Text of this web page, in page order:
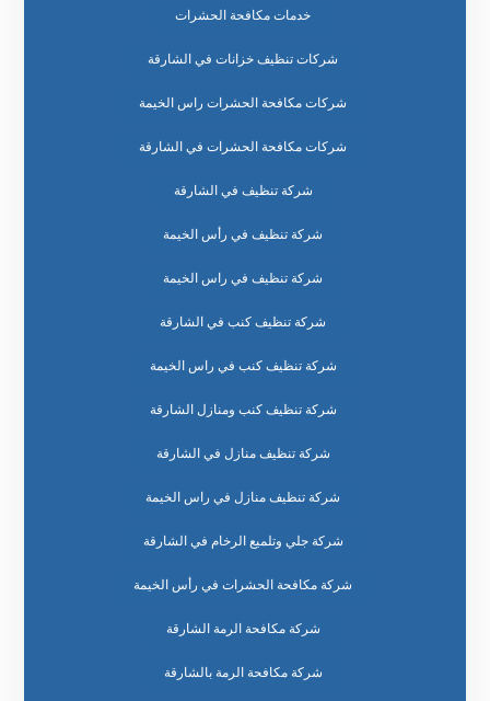
خدمات مكافحة الحشرات
شركات تنظيف خزانات في الشارقة
شركات مكافحة الحشرات راس الخيمة
شركات مكافحة الحشرات في الشارقة
شركة تنظيف في الشارقة
شركة تنظيف في رأس الخيمة
شركة تنظيف في راس الخيمة
شركة تنظيف كنب في الشارقة
شركة تنظيف كنب في راس الخيمة
شركة تنظيف كنب ومنازل الشارقة
شركة تنظيف منازل في الشارقة
شركة تنظيف منازل في راس الخيمة
شركة جلي وتلميع الرخام في الشارقة
شركة مكافحة الحشرات في رأس الخيمة
شركة مكافحة الرمة الشارقة
شركة مكافحة الرمة بالشارقة